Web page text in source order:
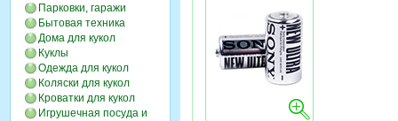
Парковки, гаражи
Бытовая техника
Дома для кукол
Куклы
Одежда для кукол
Коляски для кукол
Кроватки для кукол
Игрушечная посуда и